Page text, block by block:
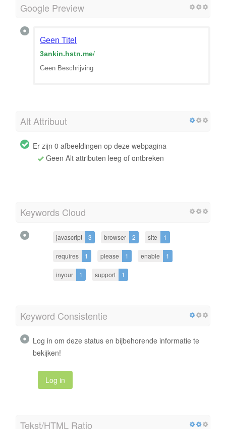
Google Preview
Geen Titel
3ankin.hstn.me/
Geen Beschrijving
Alt Attribuut
Er zijn 0 afbeeldingen op deze webpagina
Geen Alt attributen leeg of ontbreken
Keywords Cloud
javascript 3 browser 2 site 1
requires 1 please 1 enable 1
inyour 1 support 1
Keyword Consistentie
Log in om deze status en bijbehorende informatie te
bekijken!
Log in
Tekst/HTML Ratio